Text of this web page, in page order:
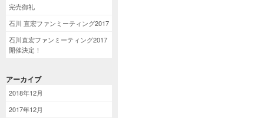
完売御礼
石川 直宏ファンミーティング2017
石川直宏ファンミーティング2017
開催決定！
アーカイブ
2018年12月
2017年12月